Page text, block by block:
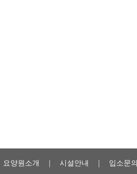
요양원소개 시설안내 입소문의